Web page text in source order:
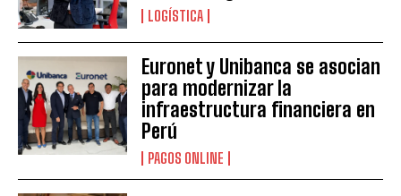
LOGÍSTICA
Euronet y Unibanca se asocian
para modernizar la
infraestructura financiera en
Perú
PAGOS ONLINE